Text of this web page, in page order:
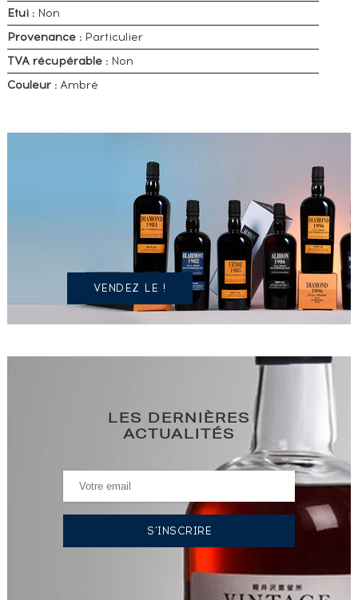
Etui :Non
Provenance :Particulier
TVA récupérable :Non
Couleur :Ambré
POSSÉDEZ
SPIRITUEUX
IDENTIQUE
VENDEZ LE !
LES DERNIÈRES
ACTUALITÉS